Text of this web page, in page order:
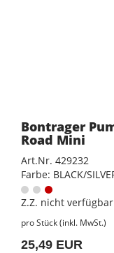
Bontrager
Road Mini
Art.Nr. 429232
Farbe: BLACK/
Z.Z. nicht verfügbar
pro Stück (inkl. MwSt.)
25,49 EUR